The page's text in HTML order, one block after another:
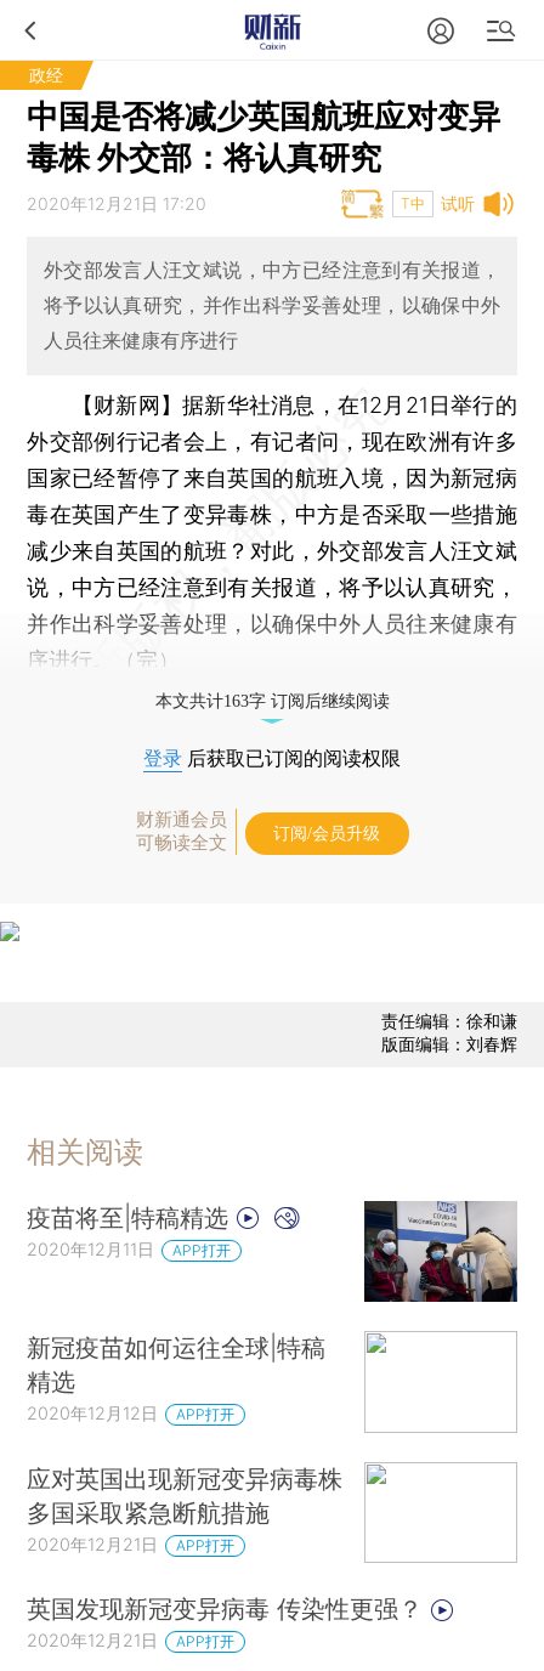
政经
中国是否将减少英国航班应对变异
毒株 外交部：将认真研究
试听
2020年12月21日 17:20 T中
外交部发言人汪文斌说，中方已经注意到有关报道，
将予以认真研究，并作出科学妥善处理，以确保中外
人员往来健康有序进行
【财新网】据新华社消息，在12月21日举行的
外交部例行记者会上，有记者问，现在欧洲有许多
国家已经暂停了来自英国的航班入境，因为新冠病
毒在英国产生了变异毒株，中方是否采取一些措施
减少来自英国的航班？对此，外交部发言人汪文斌
说，中方已经注意到有关报道，将予以认真研究，
并作出科学妥善处理，以确保中外人员往来健康有
序进行。（完）
本文共计163字 订阅后继续阅读
登录 后获取已订阅的阅读权限
财新通会员
可畅读全文
订阅/会员升级
责任编辑：徐和谦
版面编辑：刘春辉
相关阅读
疫苗将至|特稿精选
2020年12月11日 APP打开
新冠疫苗如何运往全球|特稿
精选
2020年12月12日 APP打开
应对英国出现新冠变异病毒株
多国采取紧急断航措施
2020年12月21日 APP打开
英国发现新冠变异病毒 传染性更强？
2020年12月21日 APP打开